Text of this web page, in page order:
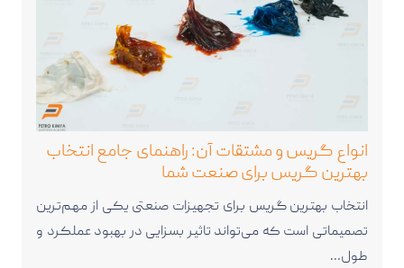
انواع گریس و مشتقات آن: راهنمای جامع انتخاب
بهترین گریس برای صنعت شما
انتخاب بهترین گریس برای تجهیزات صنعتی یکی از مهم‌ترین
تصمیماتی است که می‌تواند تاثیر بسزایی در بهبود عملکرد و
طول…